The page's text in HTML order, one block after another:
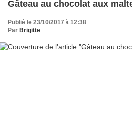
Gâteau au chocolat aux
Publié le 23/10/2017 à 12:38
Par Brigitte